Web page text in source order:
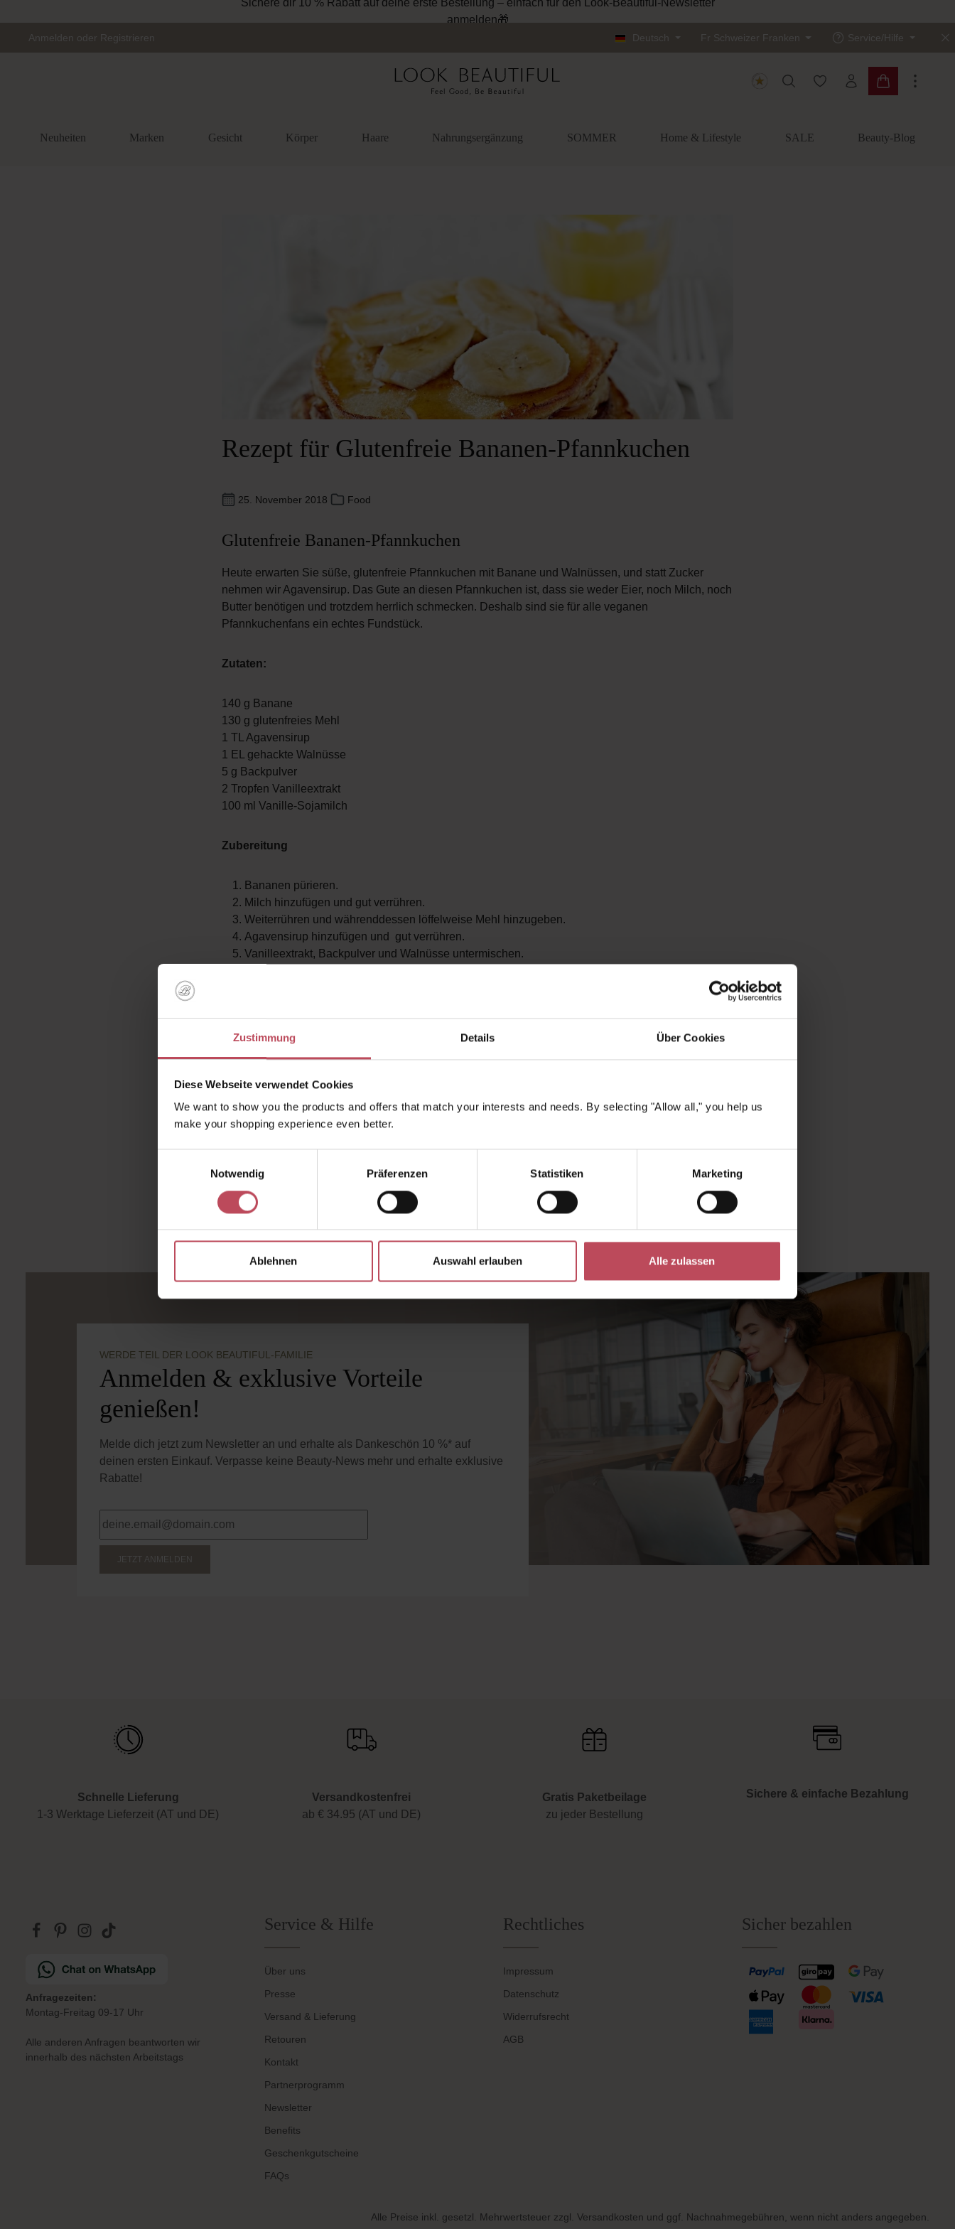
Zustimmung Details Über Cookies
Diese Webseite verwendet Cookies
We want to show you the products and offers that match your interests and needs. By selecting "Allow all," you help us
make your shopping experience even better.
Notwendig
Präferenzen Statistiken Marketing
Ablehnen Auswahl erlauben Alle zulassen
Sichere dir 10 % Rabatt auf deine erste Bestellung – einfach für den Look-Beautiful-Newsletter
anmelden🎁
Anmelden oder Registrieren Deutsch Fr Schweizer Franken Service/Hilfe
Du hast 0 Produkte auf
Warenkorb
Neuheiten Marken Gesicht Körper Haare Nahrungsergänzung SOMMER Home & Lifestyle SALE Beauty-Blog
Rezept für Glutenfreie Bananen-Pfannkuchen
25. November 2018 Food
Glutenfreie Bananen-Pfannkuchen
Heute erwarten Sie süße, glutenfreie Pfannkuchen mit Banane und Walnüssen, und statt Zucker
nehmen wir Agavensirup. Das Gute an diesen Pfannkuchen ist, dass sie weder Eier, noch Milch, noch
Butter benötigen und trotzdem herrlich schmecken. Deshalb sind sie für alle veganen
Pfannkuchenfans ein echtes Fundstück.
Zutaten:
140 g Banane
130 g glutenfreies Mehl
1 TL Agavensirup
1 EL gehackte Walnüsse
5 g Backpulver
2 Tropfen Vanilleextrakt
100 ml Vanille-Sojamilch
Zubereitung
Bananen pürieren.
Milch hinzufügen und gut verrühren.
Weiterrühren und währenddessen löffelweise Mehl hinzugeben.
Agavensirup hinzufügen und gut verrühren.
Vanilleextrakt, Backpulver und Walnüsse untermischen.
Guten Appetit!
WERDE TEIL DER LOOK BEAUTIFUL-FAMILIE
Anmelden & exklusive Vorteile
genießen!
Melde dich jetzt zum Newsletter an und erhalte als Dankeschön 10 %* auf
deinen ersten Einkauf. Verpasse keine Beauty-News mehr und erhalte exklusive
Rabatte!
JETZT ANMELDEN
Schnelle Lieferung
1-3 Werktage Lieferzeit (AT und DE)
Versandkostenfrei
ab € 34.95 (AT und DE)
Gratis Paketbeilage
zu jeder Bestellung
Sichere & einfache Bezahlung
Anfragezeiten:
Montag-Freitag 09-17 Uhr
Alle anderen Anfragen beantworten wir
innerhalb des nächsten Arbeitstags
Service & Hilfe
Über uns
Presse
Versand & Lieferung
Retouren
Kontakt
Partnerprogramm
Newsletter
Benefits
Geschenkgutscheine
FAQs
Rechtliches
Impressum
Datenschutz
Widerrufsrecht
AGB
Sicher bezahlen
Alle Preise inkl. gesetzl. Mehrwertsteuer zzgl. Versandkosten und ggf. Nachnahmegebühren, wenn nicht anders angegeben.